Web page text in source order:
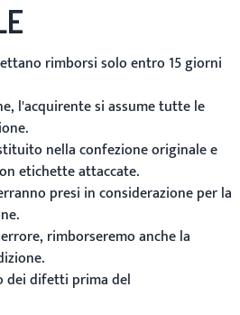
rimborsi solo entro 15 giorni
l'acquirente si assume tutte le
nella confezione originale e
etichette attaccate.
presi in considerazione per la
rimborseremo anche la
dei difetti prima del